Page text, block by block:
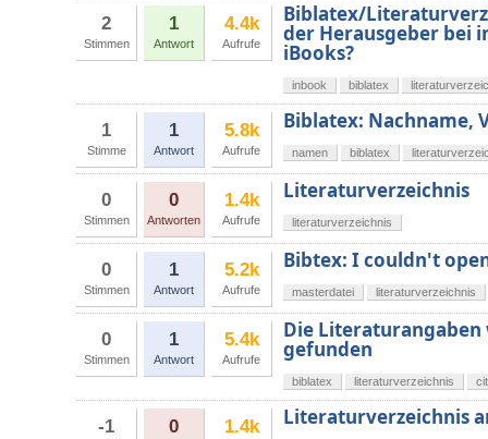
2
Stimmen
1
Antwort
4.4k
Aufrufe
Biblatex/
der Herausgeber bei
iBooks?
inbook biblatex
1
Stimme
1
Antwort
5.8k
Aufrufe
Biblatex: Nachname,
namen biblatex
0
Stimmen
0
Antworten
1.4k
Aufrufe
Literaturverzeichnis
literaturverzeichnis
0
Stimmen
1
Antwort
5.2k
Aufrufe
Bibtex: I couldn't
masterdatei literaturverzeichnis
0
Stimmen
1
Antwort
5.4k
Aufrufe
Die
gefunden
biblatex literaturverzeichnis
-1 0 1.4k Literaturverzeichnis